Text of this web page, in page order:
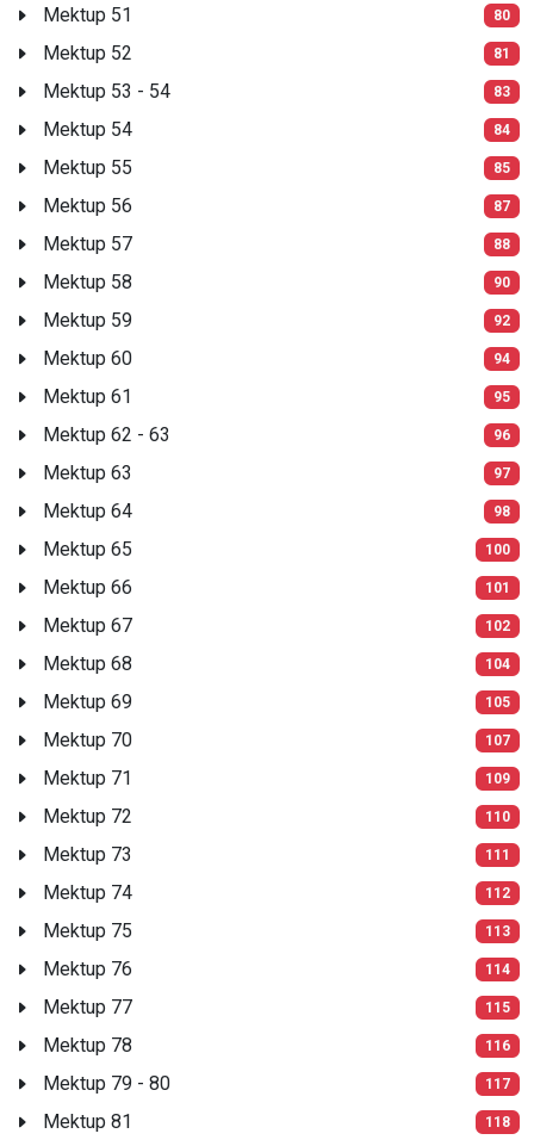
Mektup 51 80
Mektup 52 81
Mektup 53 - 54 83
Mektup 54 84
Mektup 55 85
Mektup 56 87
Mektup 57 88
Mektup 58 90
Mektup 59 92
Mektup 60 94
Mektup 61 95
Mektup 62 - 63 96
Mektup 63 97
Mektup 64 98
Mektup 65 100
Mektup 66 101
Mektup 67 102
Mektup 68 104
Mektup 69 105
Mektup 70 107
Mektup 71 109
Mektup 72 110
Mektup 73 111
Mektup 74 112
Mektup 75 113
Mektup 76 114
Mektup 77 115
Mektup 78 116
Mektup 79 - 80 117
Mektup 81 118